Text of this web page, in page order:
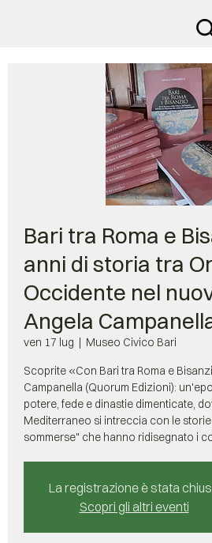
Bari tra Roma e
anni di storia tra
Occidente nel
Angela
ven 17 lug
  |
Museo Civico Bari
Scoprite «Con Bari tra Roma e
Campanella (Quorum Edizioni):
potere, fede e dinastie dimenticate,
Mediterraneo si intreccia con le
sommerse" che hanno ridisegnato i
La registrazione è stata
Scopri gli altri eventi